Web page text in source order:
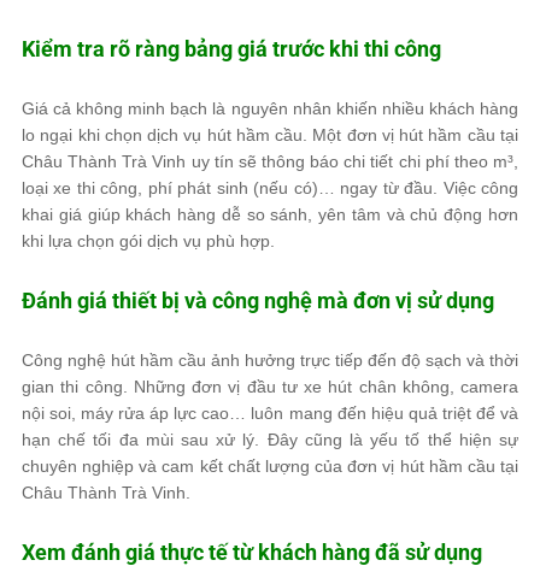
Kiểm tra rõ ràng bảng giá trước khi thi công
Giá cả không minh bạch là nguyên nhân khiến nhiều khách hàng
lo ngại khi chọn dịch vụ hút hầm cầu. Một đơn vị hút hầm cầu tại
Châu Thành Trà Vinh uy tín sẽ thông báo chi tiết chi phí theo m³,
loại xe thi công, phí phát sinh (nếu có)… ngay từ đầu. Việc công
khai giá giúp khách hàng dễ so sánh, yên tâm và chủ động hơn
khi lựa chọn gói dịch vụ phù hợp.
Đánh giá thiết bị và công nghệ mà đơn vị sử dụng
Công nghệ hút hầm cầu ảnh hưởng trực tiếp đến độ sạch và thời
gian thi công. Những đơn vị đầu tư xe hút chân không, camera
nội soi, máy rửa áp lực cao… luôn mang đến hiệu quả triệt để và
hạn chế tối đa mùi sau xử lý. Đây cũng là yếu tố thể hiện sự
chuyên nghiệp và cam kết chất lượng của đơn vị hút hầm cầu tại
Châu Thành Trà Vinh.
Xem đánh giá thực tế từ khách hàng đã sử dụng